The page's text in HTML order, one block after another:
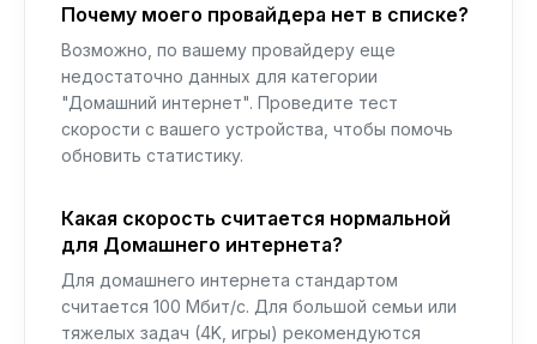
Почему моего провайдера нет в списке?
Возможно, по вашему провайдеру еще
недостаточно данных для категории
"Домашний интернет". Проведите тест
скорости с вашего устройства, чтобы помочь
обновить статистику.
Какая скорость считается нормальной
для Домашнего интернета?
Для домашнего интернета стандартом
считается 100 Мбит/с. Для большой семьи или
тяжелых задач (4K, игры) рекомендуются